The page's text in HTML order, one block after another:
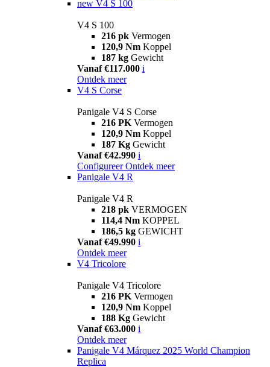
new V4 S 100
V4 S 100
216 pk Vermogen
120,9 Nm Koppel
187 kg Gewicht
Vanaf €117.000 i
Ontdek meer
V4 S Corse
Panigale V4 S Corse
216 PK Vermogen
120,9 Nm Koppel
187 Kg Gewicht
Vanaf €42.990 i
Configureer Ontdek meer
Panigale V4 R
Panigale V4 R
218 pk VERMOGEN
114,4 Nm KOPPEL
186,5 kg GEWICHT
Vanaf €49.990 i
Ontdek meer
V4 Tricolore
Panigale V4 Tricolore
216 PK Vermogen
120,9 Nm Koppel
188 Kg Gewicht
Vanaf €63.000 i
Ontdek meer
Panigale V4 Márquez 2025 World Champion
Replica